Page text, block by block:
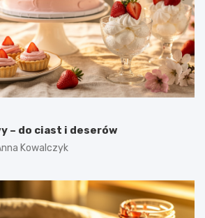
– do ciast i deserów
Kowalczyk